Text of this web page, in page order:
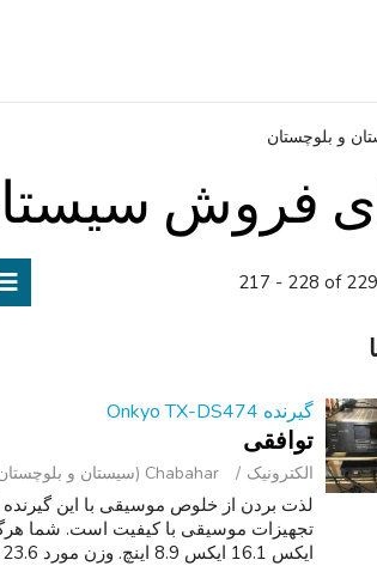
و بلوچستان
فروش
217 - 228 of
گیرنده Onkyo TX-DS474
توافقی
الکترونیک Chabahar (سیستان و بلوچستان )
ایکس 16.1 ایکس 8.9 اینچ. وزن مورد 23.6 پوند. تولید کننده ON...